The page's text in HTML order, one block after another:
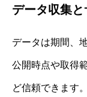
データ収集
データは期間、
公開時点や取得
ど信頼できます。